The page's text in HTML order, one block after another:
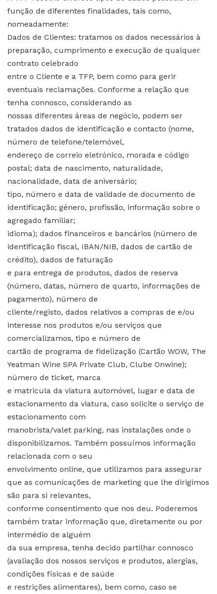
função de diferentes finalidades, tais como,
nomeadamente:
Dados de Clientes: tratamos os dados necessários à
preparação, cumprimento e execução de qualquer
contrato celebrado
entre o Cliente e a TFP, bem como para gerir
eventuais reclamações. Conforme a relação que
tenha connosco, considerando as
nossas diferentes áreas de negócio, podem ser
tratados dados de identificação e contacto (nome,
número de telefone/telemóvel,
endereço de correio eletrónico, morada e código
postal; data de nascimento, naturalidade,
nacionalidade, data de aniversário;
tipo, número e data de validade de documento de
identificação; género, profissão, informação sobre o
agregado familiar;
idioma); dados financeiros e bancários (número de
identificação fiscal, IBAN/NIB, dados de cartão de
crédito), dados de faturação
e para entrega de produtos, dados de reserva
(número, datas, número de quarto, informações de
pagamento), número de
cliente/registo, dados relativos a compras de e/ou
interesse nos produtos e/ou serviços que
comercializamos, tipo e número de
cartão de programa de fidelização (Cartão WOW, The
Yeatman Wine SPA Private Club, Clube Onwine);
número de ticket, marca
e matricula da viatura automóvel, lugar e data de
estacionamento da viatura, caso solicite o serviço de
estacionamento com
manobrista/valet parking, nas instalações onde o
disponibilizamos. Também possuímos informação
relacionada com o seu
envolvimento online, que utilizamos para assegurar
que as comunicações de marketing que lhe dirigimos
são para si relevantes,
conforme consentimento que nos deu. Poderemos
também tratar informação que, diretamente ou por
intermédio de alguém
da sua empresa, tenha decido partilhar connosco
(avaliação dos nossos serviços e produtos, alergias,
condições físicas e de saúde
e restrições alimentares), bem como, caso se